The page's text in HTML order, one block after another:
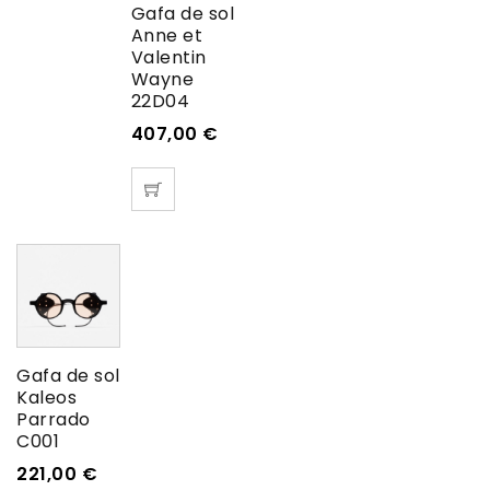
Gafa de sol
Anne et
Valentin
Wayne
22D04
407,00 €
Gafa de sol
Kaleos
Parrado
C001
221,00 €